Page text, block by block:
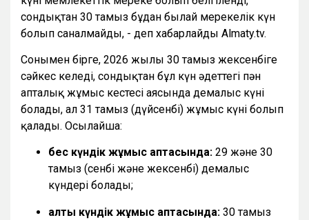
сондықтан 30 тамыз бұдан былай мерекелік күн
болып саналмайды, - деп хабарлайды Almaty.tv.
Сонымен бірге, 2026 жылғы 30 тамыз жексенбіге
сәйкес келеді, сондықтан бұл күн әдеттегі пән
апталық жұмыс кестесі аясында демалыс күні
болады, ал 31 тамыз (дүйсенбі) жұмыс күні болып
қалады. Осылайша:
бес күндік жұмыс аптасында: 29 және 30
тамыз (сенбі және жексенбі) демалыс
күндері болады;
алты күндік жұмыс аптасында: 30 тамыз